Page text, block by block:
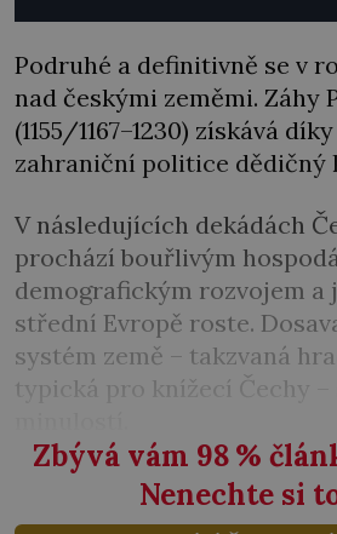
Podruhé a definitivně se v
nad českými zeměmi. Záhy
(1155/1167–1230) získává
zahraniční politice dědičný
V následujících dekádách
prochází bouřlivým
demografickým rozvojem a
střední Evropě roste.
systém země – takzvaná
typická pro knížecí Čechy –
Zbývá vám 98%
Nenechte si